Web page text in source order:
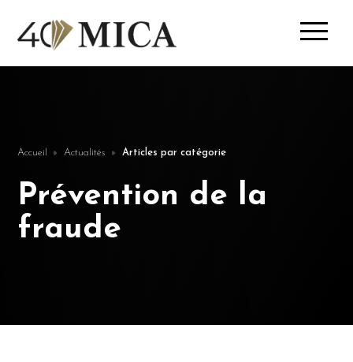
Accueil Actualités Articles par catégorie
Prévention de la
fraude